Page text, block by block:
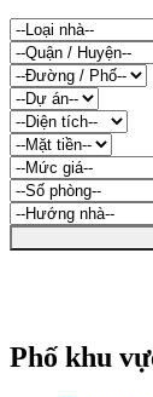
Phố khu